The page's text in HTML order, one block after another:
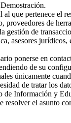
al que pertenece el
proveedores de
gestión de
asesores jurídicos,
ponerse en
de su
únicamente
de tratar los
de Información y
resolver el asunto